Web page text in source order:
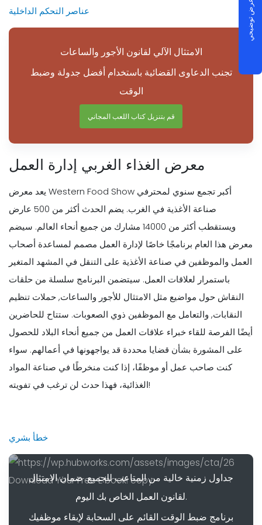
عناصر التحكم الداخلية
الامتثال الآلي لقانون الأجور والساعات
تجنب الدعاوى القضائية باستخدام أفضل جدولة وضبط
الوقت
قم بتنزيل كتاب اللعب المجاني
معرض الغذاء الغربي إدارة العمل
يعد معرض Western Food Show أكبر تجمع سنوي لمحترفي
صناعة الأغذية في الغرب. يضم الحدث أكثر من 500 عارض
ويستقطب أكثر من 14000 مشارك من جميع أنحاء العالم. سيضم
معرض هذا العام برنامجًا خاصًا لإدارة العمل مصمم لمساعدة أصحاب
العمل والموظفين في صناعة الأغذية على التنقل في المشهد المتغير
باستمرار لعلاقات العمل. سيتضمن البرنامج سلسلة من حلقات
النقاش حول مواضيع مثل الامتثال للأجور والساعات, حملات تنظيم
النقابات, والتعامل مع الموظفين ذوي الصعوبات. ستتاح للحاضرين
أيضًا الفرصة للقاء خبراء علاقات العمل من جميع أنحاء البلاد للحصول
على المشورة بشأن قضايا محددة قد يواجهونها في أعمالهم. سواء
كنت صاحب عمل أو موظفًا، إذا كنت منخرطًا في صناعة المواد
الغذائية، فهذا حدث لن ترغب في تفويته!
خطأ بشري
جداول زمنية خالية من المتاعب للجميع. ضمان الامتثال
لقانون العمل الخاص بك اليوم.
برنامج ضبط الوقت القائم على السحابة لإبقاء موظفيك